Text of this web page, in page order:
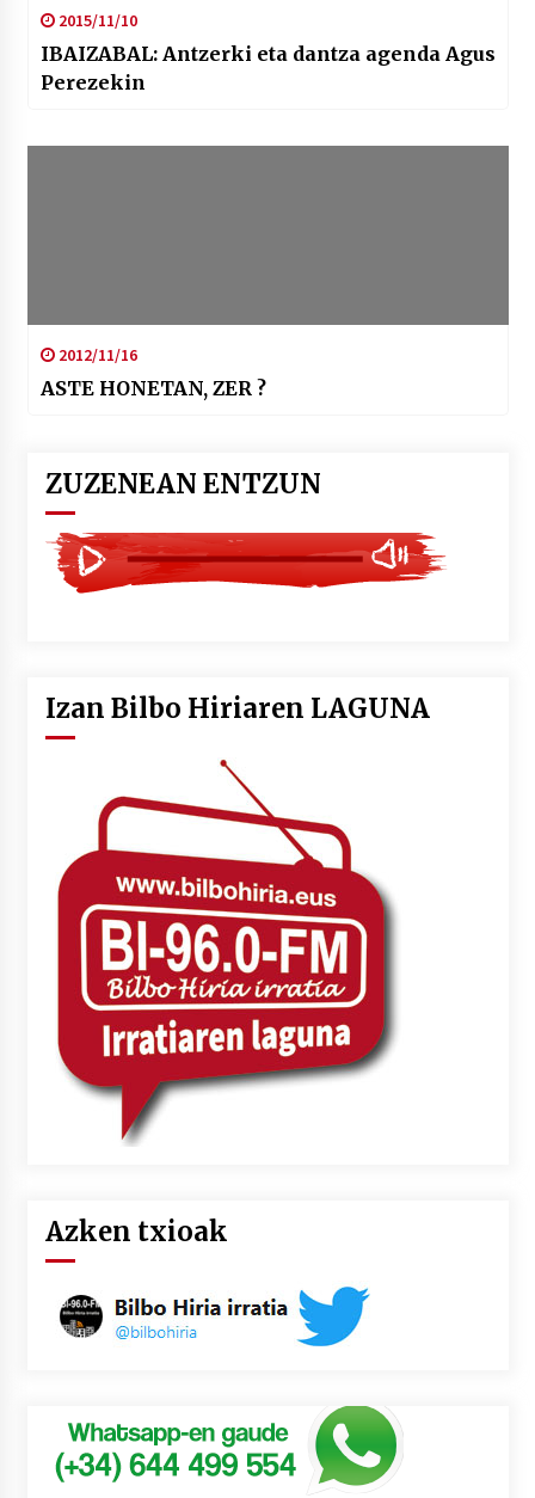
2015/11/10
IBAIZABAL: Antzerki eta dantza agenda Agus
Perezekin
2012/11/16
ASTE HONETAN, ZER ?
ZUZENEAN ENTZUN
Izan Bilbo Hiriaren LAGUNA
Azken txioak